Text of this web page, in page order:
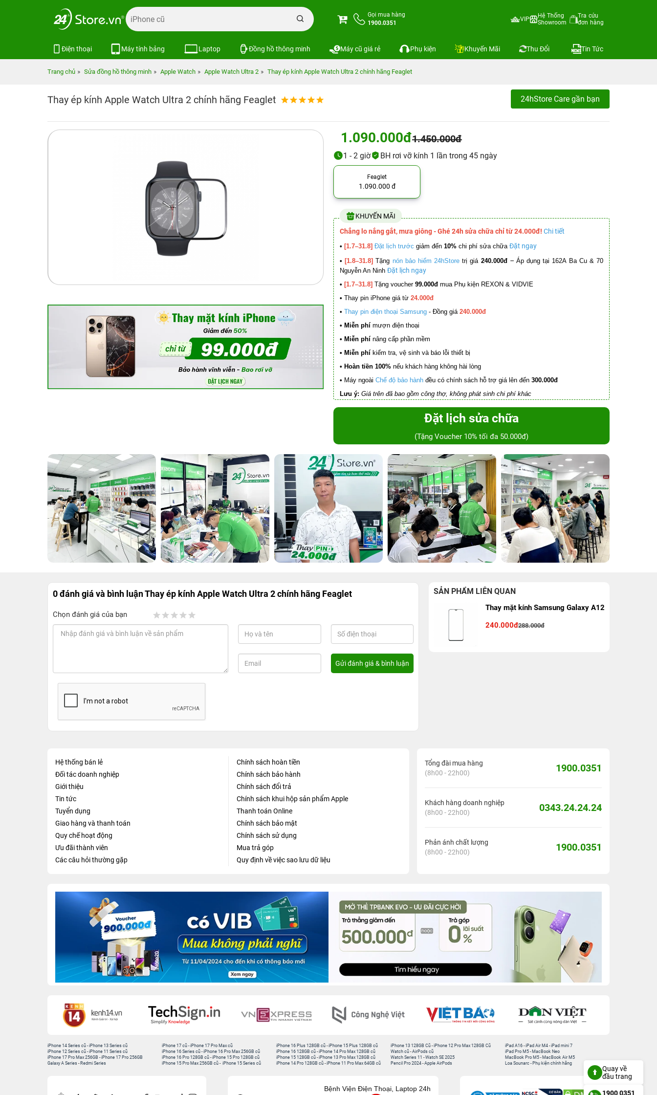
Gọi mua hàng
1900.0351
VIP
Hệ Thống
Showroom
Tra cứu
đơn hàng
Điện thoại Máy tính bảng Laptop Đồng hồ thông minh Máy cũ giá rẻ Phụ kiện Khuyến Mãi Thu Đổi Tin Tức
Trang chủ Sửa đồng hồ thông minh Apple Watch Apple Watch Ultra 2 Thay ép kính Apple Watch Ultra 2 chính hãng Feaglet
Thay ép kính Apple Watch Ultra 2 chính hãng Feaglet 24hStore Care gần bạn
1.090.000đ1.450.000đ
1 - 2 giờ BH rơi vỡ kính 1 lần trong 45 ngày
Feaglet
1.090.000 đ
KHUYẾN MÃI
Chẳng lo nắng gắt, mưa giông - Ghé 24h sửa chữa chỉ từ 24.000đ! Chi tiết
• [1.7–31.8] Đặt lịch trước giảm đến 10% chi phí sửa chữa Đặt ngay
• [1.8–31.8] Tặng nón bảo hiểm 24hStore trị giá 240.000đ – Áp dụng tại 162A Ba Cu & 70
Nguyễn An Ninh Đặt lịch ngay
• [1.7–31.8] Tặng voucher 99.000đ mua Phụ kiện REXON & VIDVIE
• Thay pin iPhone giá từ 24.000đ
• Thay pin điện thoại Samsung - Đồng giá 240.000đ
• Miễn phí mượn điện thoại
• Miễn phí nâng cấp phần mềm
• Miễn phí kiểm tra, vệ sinh và báo lỗi thiết bị
• Hoàn tiền 100% nếu khách hàng không hài lòng
• Máy ngoài Chế độ bảo hành đều có chính sách hỗ trợ giá lên đến 300.000đ
Lưu ý: Giá trên đã bao gồm công thợ, không phát sinh chi phí khác
Đặt lịch sửa chữa
(Tặng Voucher 10% tối đa 50.000đ)
0 đánh giá và bình luậnThay ép kính Apple Watch Ultra 2 chính hãng Feaglet
Chọn đánh giá của bạn
SẢN PHẨM LIÊN QUAN
Thay mặt kính Samsung Galaxy A12
240.000đ288.000đ
Hệ thống bán lẻ
Đối tác doanh nghiệp
Giới thiệu
Tin tức
Tuyển dụng
Giao hàng và thanh toán
Quy chế hoạt động
Ưu đãi thành viên
Các câu hỏi thường gặp
Chính sách hoàn tiền
Chính sách bảo hành
Chính sách đổi trả
Chính sách khui hộp sản phẩm Apple
Thanh toán Online
Chính sách bảo mật
Chính sách sử dụng
Mua trả góp
Quy định về việc sao lưu dữ liệu
Tổng đài mua hàng
(8h00 - 22h00)
1900.0351
Khách hàng doanh nghiệp
(8h00 - 22h00)
0343.24.24.24
Phản ánh chất lượng
(8h00 - 22h00)
1900.0351
iPhone 14 Series cũ -iPhone 13 Series cũ
iPhone 12 Series cũ -iPhone 11 Series cũ
iPhone 17 Pro Max 256GB -iPhone 17 Pro 256GB
Galaxy A Series - Redmi Series
iPhone 17 cũ -iPhone 17 Pro Max cũ
iPhone 16 Series cũ - iPhone 16 Pro Max 256GB cũ
iPhone 16 Pro 128GB cũ -iPhone 15 Pro 128GB cũ
iPhone 15 Pro Max 256GB cũ - iPhone 15 Series cũ
iPhone 16 Plus 128GB cũ -iPhone 15 Plus 128GB cũ
iPhone 16 128GB cũ -iPhone 14 Pro Max 128GB cũ
iPhone 15 128GB cũ -iPhone 13 Pro Max 128GB cũ
iPhone 14 Pro 128GB cũ -iPhone 11 Pro Max 64GB cũ
iPhone 13 128GB Cũ -iPhone 12 Pro Max 128GB Cũ
Watch cũ -AirPods cũ
Watch Series 11 -Watch SE 2025
Pencil Pro 2024 -Apple AirPods
iPad A16 -iPad Air M4 -iPad mini 7
iPad Pro M5 - MacBook Neo
MacBook Pro M5 - MacBook Air M5
Loa Sounarc - Phụ kiện chính hãng
Bệnh Viện Điện Thoại, Laptop 24h
Quay về
đầu trang
1900 0351